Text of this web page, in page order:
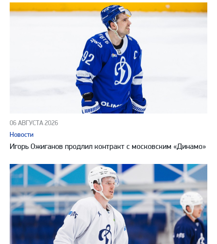
06 АВГУСТА 2026
Новости
Игорь Ожиганов продлил контракт с московским «Динамо»